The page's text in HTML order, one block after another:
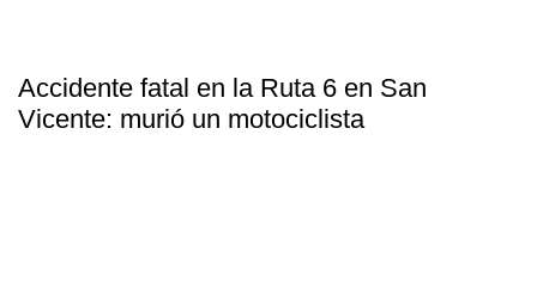
Accidente fatal en la Ruta 6 en San
Vicente: murió un motociclista